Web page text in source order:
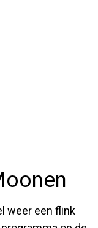
weer een flink